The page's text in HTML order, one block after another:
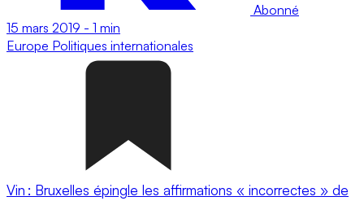
Abonné
15 mars 2019 - 1 min
Europe Politiques internationales
Vin : Bruxelles épingle les affirmations « incorrectes » de